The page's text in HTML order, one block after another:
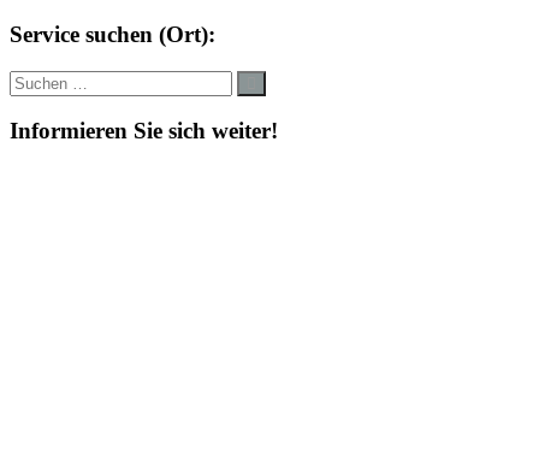
Service suchen (Ort):
Suche
nach:
Informieren Sie sich weiter!